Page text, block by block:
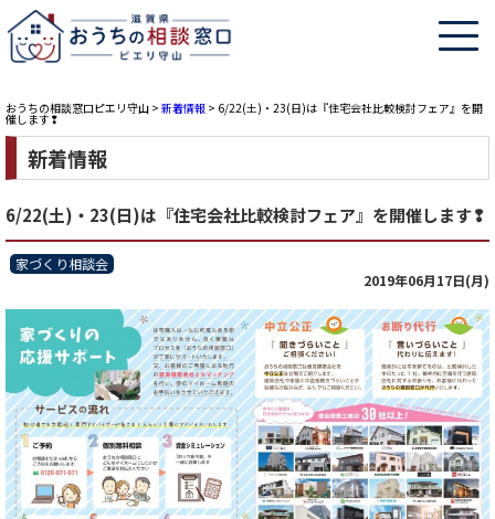
おうちの相談窓口ピエリ守山 > 新着情報 > 6/22(土)・23(日)は『住宅会社比較検討フェア』を開
催します❢
新着情報
6/22(土)・23(日)は『住宅会社比較検討フェア』を開催します❢
家づくり相談会
2019年06月17日(月)